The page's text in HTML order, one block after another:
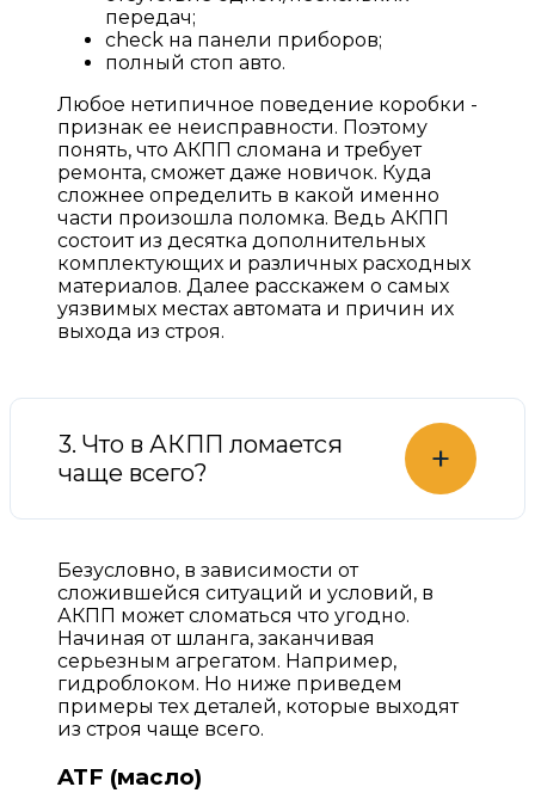
передач;
check на панели приборов;
полный стоп авто.
Любое нетипичное поведение коробки -
признак ее неисправности. Поэтому
понять, что АКПП сломана и требует
ремонта, сможет даже новичок. Куда
сложнее определить в какой именно
части произошла поломка. Ведь АКПП
состоит из десятка дополнительных
комплектующих и различных расходных
материалов. Далее расскажем о самых
уязвимых местах автомата и причин их
выхода из строя.
3. Что в АКПП ломается
чаще всего?
+
Безусловно, в зависимости от
сложившейся ситуаций и условий, в
АКПП может сломаться что угодно.
Начиная от шланга, заканчивая
серьезным агрегатом. Например,
гидроблоком. Но ниже приведем
примеры тех деталей, которые выходят
из строя чаще всего.
ATF (масло)